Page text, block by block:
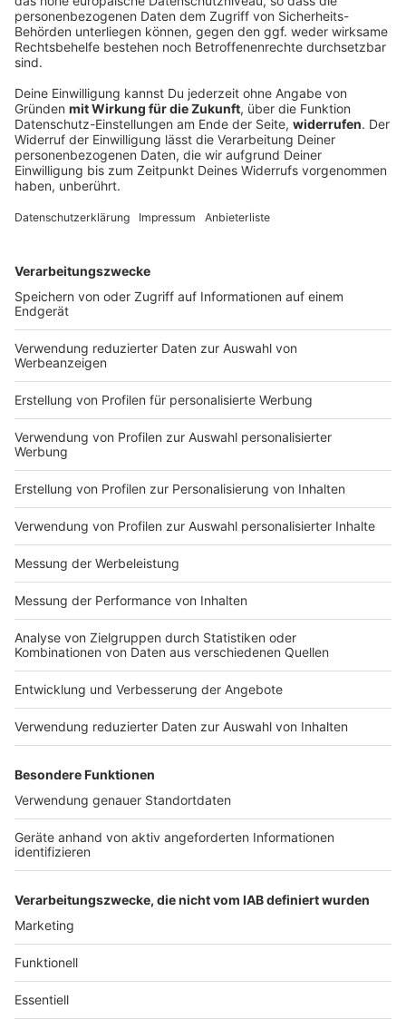
Touristen
Ein Waldbrand hat den Nationalpark am berühmten
Vulkan Bromo auf Java erfasst. Wegen der Flammen
wurden Teile eines der beliebtesten Ausflugsziele
DEINE GEMERKTEN ARTIKEL
Du hast dir noch keine Artikel gemerkt
Markiere sie hierfür mit einem
Impressum
Nutzungsbedingungen
Jobs
Presse
Werben
Archiv
ANTENNE BAYERN GROUP
Stiftung ANTENNE BAYERN
hilft
Teilnahmebedingungen
Grounding Page ANTENNE
BAYERN
Kontakt
Studio-Hotline
Verkehrs-Hotline
Datenschutz­erklärung
Newsletter